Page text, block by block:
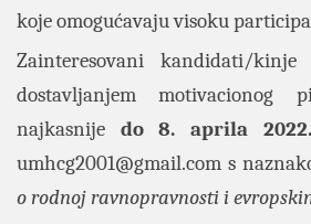
koje omogućavaju visoku
Zainteresovani kandidati/
dostavljanjem motivacionog
najkasnije do 8. aprila
umhcg2001@gmail.com s
o rodnoj ravnopravnosti i